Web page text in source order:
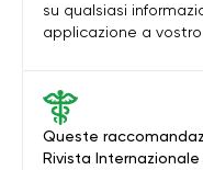
Queste
Rivista
su qualsiasi
applicazione a vostro